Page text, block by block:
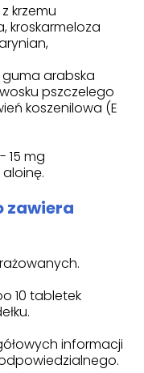
krzemu
kroskarmeloza
guma arabska
pszczelego
koszenilowa (E
15 mg
zawiera
10 tabletek
informacji